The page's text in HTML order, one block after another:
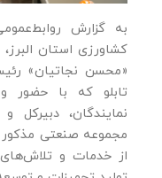
به گزارش
کشاورزی استان
«محسن نجاتیان»
تابلو که با
نمایندگان،
مجموعه صنعتی
از خدمات و